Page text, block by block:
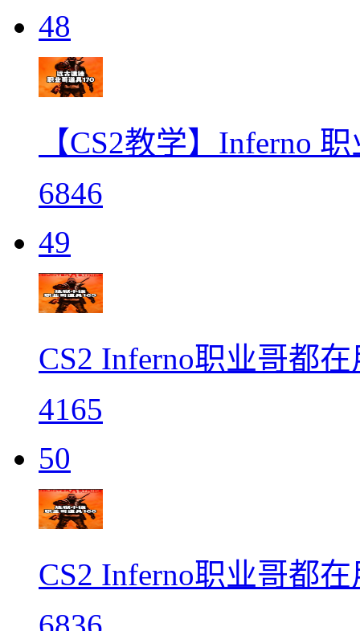
48
【CS2教学】Inferno
6846
49
CS2 Inferno职业哥都
4165
50
CS2 Inferno职业哥都